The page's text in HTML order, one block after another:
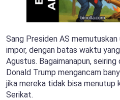
Sang Presiden AS
impor, dengan batas waktu
Agustus. Bagaimanapun,
Donald Trump mengancam
jika mereka tidak bisa menutup
Serikat.